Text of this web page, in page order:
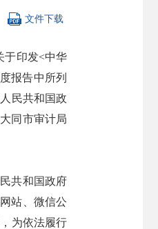
 文件下载
于印发<中华
报告中所列
民共和国政
同市审计局
共和国政府
站、微信公
为依法履行